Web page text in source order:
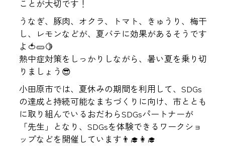
ことが大切です！
うなぎ、豚肉、オクラ、トマト、きゅうり、梅干
し、レモンなどが、夏バテに効果があるそうです
よ🍅🥒🍋
熱中症対策をしっかりしながら、暑い夏を乗り切
りましょう😎
小田原市では、夏休みの期間を利用して、SDGs
の達成と持続可能なまちづくりに向け、市ととも
に取り組んでいるおだわらSDGsパートナーが
「先生」となり、SDGsを体験できるワークショ
ップなどを開催しています👨‍🎓👩‍🎓